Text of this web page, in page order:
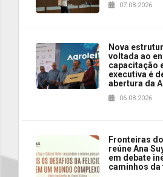
07.08.2026
Nova
voltada ao
capacitação
executiva é
abertura da
06.08.2026
Fronteiras
reúne Ana
em debate
caminhos